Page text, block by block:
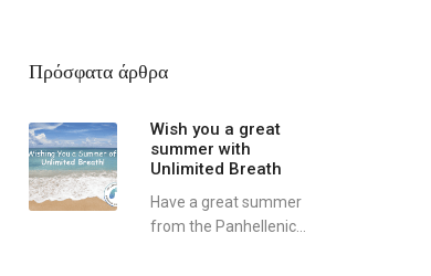
Πρόσφατα άρθρα
Wish you a great
summer with
Unlimited Breath
Have a great summer
from the Panhellenic...